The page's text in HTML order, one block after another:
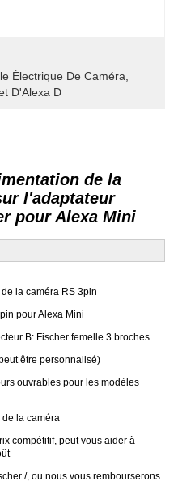
Électrique De Caméra
D'Alexa D
de la
l'adaptateur
pour Alexa Mini
la caméra RS 3pin
pour Alexa Mini
B: Fischer femelle 3 broches
être personnalisé)
ouvrables pour les modèles
la caméra
compétitif, peut vous aider à
/, ou nous vous rembourserons